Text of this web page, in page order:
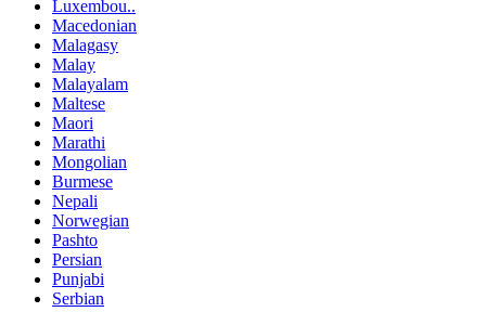
Luxembou..
Macedonian
Malagasy
Malay
Malayalam
Maltese
Maori
Marathi
Mongolian
Burmese
Nepali
Norwegian
Pashto
Persian
Punjabi
Serbian